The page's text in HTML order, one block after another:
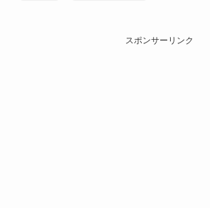
スポンサーリンク